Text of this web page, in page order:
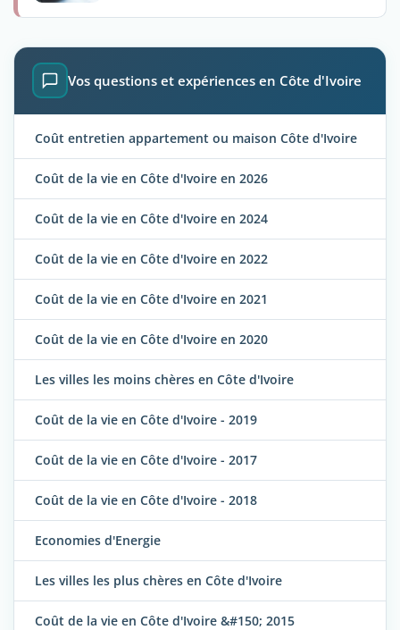
Vos questions et expériences en Côte d'Ivoire
Coût entretien appartement ou maison Côte d'Ivoire
Coût de la vie en Côte d'Ivoire en 2026
Coût de la vie en Côte d'Ivoire en 2024
Coût de la vie en Côte d'Ivoire en 2022
Coût de la vie en Côte d'Ivoire en 2021
Coût de la vie en Côte d'Ivoire en 2020
Les villes les moins chères en Côte d'Ivoire
Coût de la vie en Côte d'Ivoire - 2019
Coût de la vie en Côte d'Ivoire - 2017
Coût de la vie en Côte d'Ivoire - 2018
Economies d'Energie
Les villes les plus chères en Côte d'Ivoire
Coût de la vie en Côte d'Ivoire &#150; 2015